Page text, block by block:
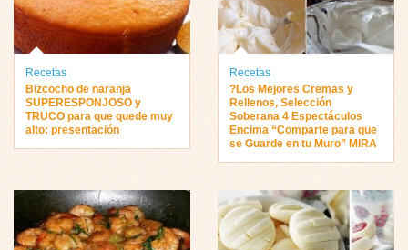
Recetas
Bizcocho de naranja
SUPERESPONJOSO y
TRUCO para que quede muy
alto: presentación
Recetas
?Los Mejores Cremas y
Rellenos, Selección
Soberana 4 Espectáculos
Encima “Comparte para que
se Guarde en tu Muro” MIRA